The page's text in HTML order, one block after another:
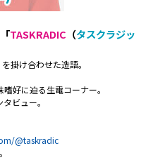
災・減災
「TASKRADIC （タスクラジッ
を掛け合わせた造語。
好に迫る生電コーナー。
ビュー。
@taskradic